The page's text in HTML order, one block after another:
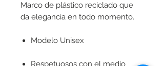
Marco de plástico reciclado que
da elegancia en todo momento.
Modelo Unisex
Respetuosos con el medio